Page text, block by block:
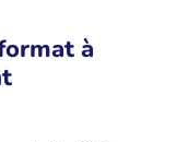
à